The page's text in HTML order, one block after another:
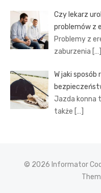
Czy lekarz
problemów z
Problemy z
zaburzenia […]
W jaki
Jazda konna
także […]
© 2026 Informator